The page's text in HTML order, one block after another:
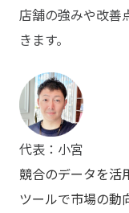
店舗の強みや改善
きます。
代表：小宮
競合のデータを活
ツールで市場の動